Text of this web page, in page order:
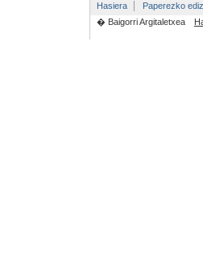
Hasiera Paperezko
� Baigorri Argitaletxea